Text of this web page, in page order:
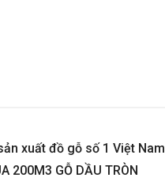
xuất đồ gỗ số 1 Việt Nam
200M3 GỖ DẦU TRÒN